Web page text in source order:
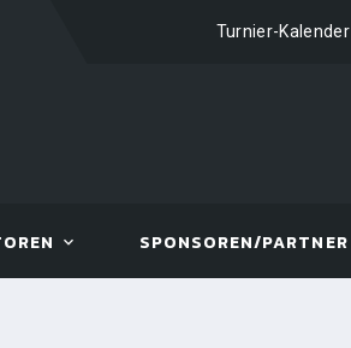
Turnier-Kalender
SPONSOREN/PARTNER